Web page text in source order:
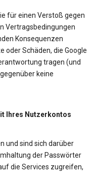
für einen Verstoß gegen
Vertragsbedingungen
Konsequenzen
oder Schäden, die Google
tragen (und
keine
Ihres Nutzerkontos
und sind sich darüber
der Passwörter
die Services zugreifen,